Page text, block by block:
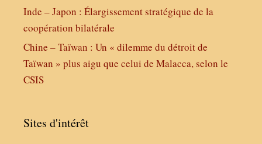
Inde – Japon : Élargissement stratégique de la
coopération bilatérale
Chine – Taïwan : Un « dilemme du détroit de
Taïwan » plus aigu que celui de Malacca, selon le
CSIS
Sites d'intérêt